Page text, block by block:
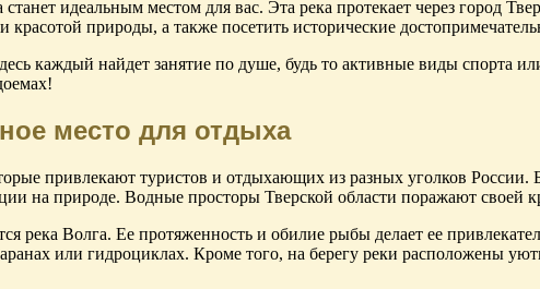
идеальным местом для вас. Эта река протекает через город
природы, а также посетить исторические
каждый найдет занятие по душе, будь то активные виды спорта
место для отдыха
привлекают туристов и отдыхающих из разных уголков России.
на природе. Водные просторы Тверской области поражают своей
река Волга. Ее протяженность и обилие рыбы делает ее
или гидроциклах. Кроме того, на берегу реки расположены